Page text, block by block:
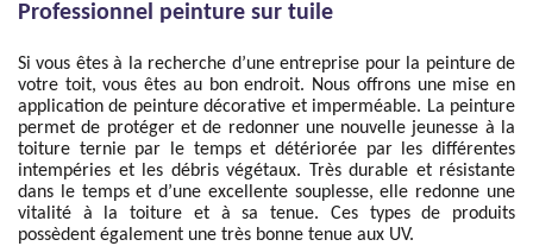
Professionnel peinture sur tuile
Si vous êtes à la recherche d’une entreprise pour la peinture de
votre toit, vous êtes au bon endroit. Nous offrons une mise en
application de peinture décorative et imperméable. La peinture
permet de protéger et de redonner une nouvelle jeunesse à la
toiture ternie par le temps et détériorée par les différentes
intempéries et les débris végétaux. Très durable et résistante
dans le temps et d’une excellente souplesse, elle redonne une
vitalité à la toiture et à sa tenue. Ces types de produits
possèdent également une très bonne tenue aux UV.